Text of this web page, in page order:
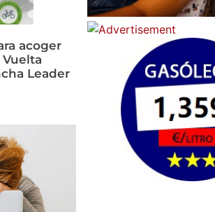
acoger
Leader